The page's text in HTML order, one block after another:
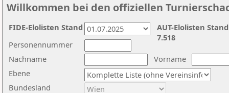
Willkommen bei den offiziellen
Nachname
Vorname
Ebene
Personennummer
Bundesland
AUT-Elolisten
7.518
FIDE-Elolisten Stand